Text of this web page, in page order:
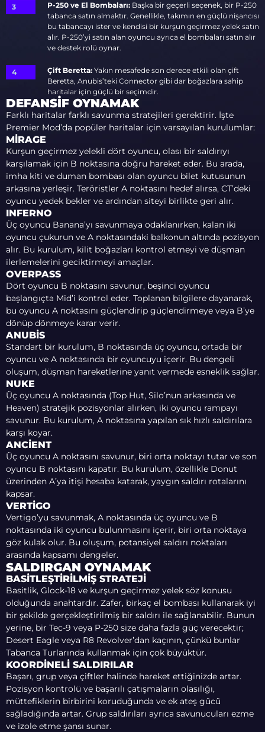
P-250 ve El Bombaları: Başka bir geçerli seçenek, bir P-250
tabanca satın almaktır. Genellikle, takımın en güçlü nişancısı
bu tabancayı ister ve kendisi bir kurşun geçirmez yelek satın
alır. P-250’yi satın alan oyuncu ayrıca el bombaları satın alır
ve destek rolü oynar.
Çift Beretta: Yakın mesafede son derece etkili olan çift
Beretta, Anubis’teki Connector gibi dar boğazlara sahip
haritalar için güçlü bir seçimdir.
DEFANSIF OYNAMAK
Farklı haritalar farklı savunma stratejileri gerektirir. İşte
Premier Mod’da popüler haritalar için varsayılan kurulumlar:
MIRAGE
Kurşun geçirmez yelekli dört oyuncu, olası bir saldırıyı
karşılamak için B noktasına doğru hareket eder. Bu arada,
imha kiti ve duman bombası olan oyuncu bilet kutusunun
arkasına yerleşir. Teröristler A noktasını hedef alırsa, CT’deki
oyuncu yedek bekler ve ardından siteyi birlikte geri alır.
INFERNO
Üç oyuncu Banana’yı savunmaya odaklanırken, kalan iki
oyuncu çukurun ve A noktasındaki balkonun altında pozisyon
alır. Bu kurulum, kilit boğazları kontrol etmeyi ve düşman
ilerlemelerini geciktirmeyi amaçlar.
OVERPASS
Dört oyuncu B noktasını savunur, beşinci oyuncu
başlangıçta Mid’i kontrol eder. Toplanan bilgilere dayanarak,
bu oyuncu A noktasını güçlendirip güçlendirmeye veya B’ye
dönüp dönmeye karar verir.
ANUBIS
Standart bir kurulum, B noktasında üç oyuncu, ortada bir
oyuncu ve A noktasında bir oyuncuyu içerir. Bu dengeli
oluşum, düşman hareketlerine yanıt vermede esneklik sağlar.
NUKE
Üç oyuncu A noktasında (Top Hut, Silo’nun arkasında ve
Heaven) stratejik pozisyonlar alırken, iki oyuncu rampayı
savunur. Bu kurulum, A noktasına yapılan sık hızlı saldırılara
karşı koyar.
ANCIENT
Üç oyuncu A noktasını savunur, biri orta noktayı tutar ve son
oyuncu B noktasını kapatır. Bu kurulum, özellikle Donut
üzerinden A’ya itişi hesaba katarak, yaygın saldırı rotalarını
kapsar.
VERTIGO
Vertigo’yu savunmak, A noktasında üç oyuncu ve B
noktasında iki oyuncu bulunmasını içerir, biri orta noktaya
göz kulak olur. Bu oluşum, potansiyel saldırı noktaları
arasında kapsamı dengeler.
SALDIRGAN OYNAMAK
BASITLEŞTIRILMIŞ STRATEJI
Basitlik, Glock-18 ve kurşun geçirmez yelek söz konusu
olduğunda anahtardır. Zafer, birkaç el bombası kullanarak iyi
bir şekilde gerçekleştirilmiş bir saldırı ile sağlanabilir. Bunun
yerine, bir Tec-9 veya P-250 size daha fazla güç verecektir;
Desert Eagle veya R8 Revolver’dan kaçının, çünkü bunlar
Tabanca Turlarında kullanmak için çok büyüktür.
KOORDINELI SALDIRILAR
Başarı, grup veya çiftler halinde hareket ettiğinizde artar.
Pozisyon kontrolü ve başarılı çatışmaların olasılığı,
müttefiklerin birbirini koruduğunda ve ek ateş gücü
sağladığında artar. Grup saldırıları ayrıca savunucuları ezme
ve izole etme şansı sunar.